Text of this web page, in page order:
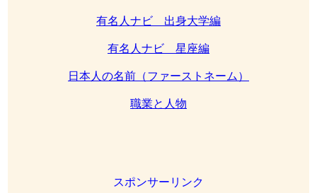
有名人ナビ 出身大学編
有名人ナビ 星座編
日本人の名前（ファーストネーム）
職業と人物
スポンサーリンク